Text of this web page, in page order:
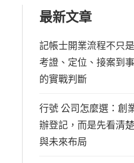
最新文章
記帳士開業流程不只
考證、定位、接案到
的實戰判斷
行號 公司怎麼選：創
辦登記，而是先看清
與未來布局